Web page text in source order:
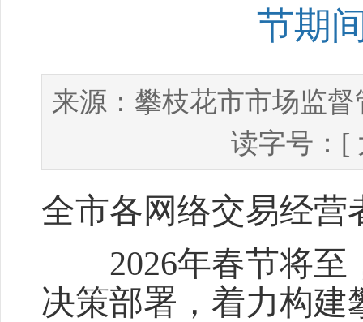
节期
来源： 攀枝花市市场监督
读字号：[
全市各网络交易经营
2026年春节将至
决策部署，着力构建